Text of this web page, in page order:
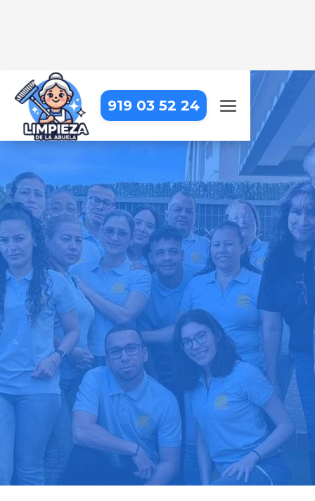
919 03 52 24
EMPRESA DE LIMPIEZA EN
MADRID - CARABANCHEL -
PUERTA BONITA
Llevamos la limpieza profesional
hasta tu puerta, para que puedas
centrarte en lo que realmente
importa
Pide tu presupuesto gratis
Llama hoy: 919 03 52 24
Más de 1000 clientes confían en nosotros
⭐⭐⭐⭐⭐